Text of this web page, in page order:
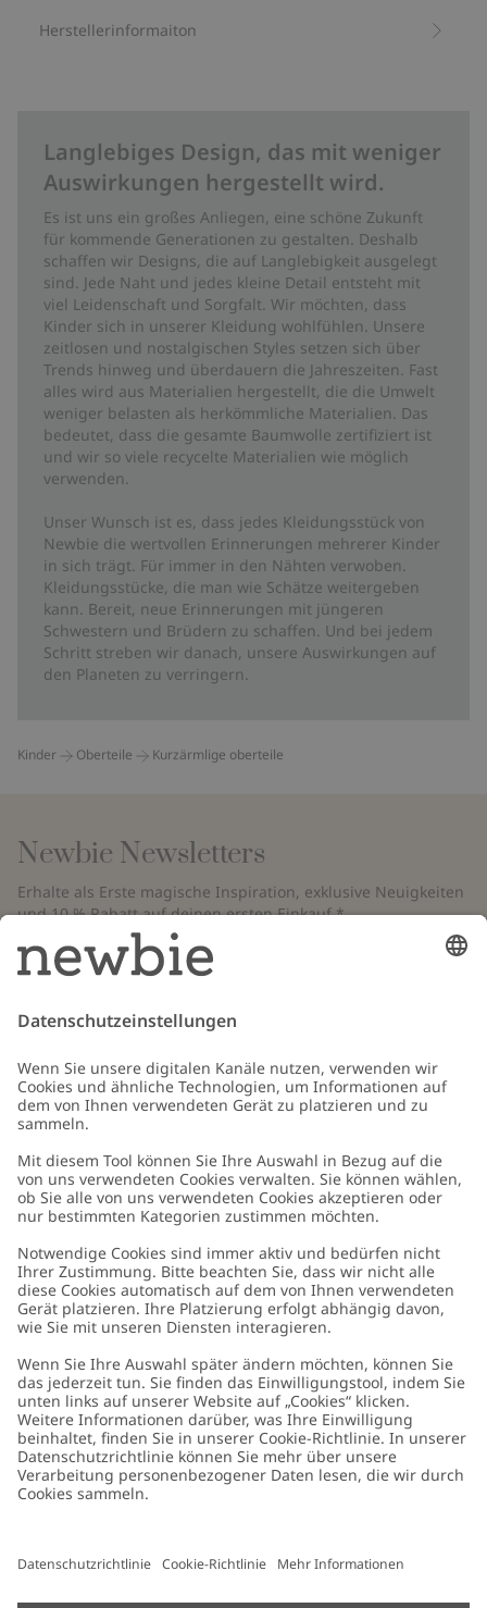
Herstellerinformaiton
Langlebiges Design, das mit weniger
Auswirkungen hergestellt wird.
Es ist uns ein großes Anliegen, eine schöne Zukunft
für kommende Generationen zu gestalten. Deshalb
schaffen wir Designs, die auf Langlebigkeit ausgelegt
sind. Jede Naht und jedes kleine Detail entsteht mit
viel Leidenschaft und Sorgfalt. Wir möchten, dass
Kinder sich in unserer Kleidung wohlfühlen. Unsere
zeitlosen und nostalgischen Styles setzen sich über
Trends hinweg und überdauern die Jahreszeiten. Fast
alles wird aus Materialien hergestellt, die die Umwelt
weniger belasten als herkömmliche Materialien. Das
bedeutet, dass die gesamte Baumwolle zertifiziert ist
und wir so viele recycelte Materialien wie möglich
verwenden.
Unser Wunsch ist es, dass jedes Kleidungsstück von
Newbie die wertvollen Erinnerungen mehrerer Kinder
in sich trägt. Für immer in den Nähten verwoben.
Kleidungsstücke, die man wie Schätze weitergeben
kann. Bereit, neue Erinnerungen mit jüngeren
Schwestern und Brüdern zu schaffen. Und bei jedem
Schritt streben wir danach, unsere Auswirkungen auf
den Planeten zu verringern.
Kinder Oberteile Kurzärmlige oberteile
Newbie Newsletters
Erhalte als Erste magische Inspiration, exklusive Neuigkeiten
und 10 % Rabatt auf deinen ersten Einkauf.*
*Gilt nur für deine erste Bestellung und ist nicht mit anderen Rabatten
oder Angeboten kombinierbar. Gilt nicht für limitierte Artikel. Bitte
überprüfe deinen Spam-Ordner. Lies unsere
Schicken
Kundenservice
Kontaktieren Sie uns
FAQ
Barrierefreiheit
Datenschutzrichtlinie
Cookie-Richtlinie
Über uns
Über Newbie
Nachhaltigkeit
Impressum
Presse
Germany Standort ändern
Cookies